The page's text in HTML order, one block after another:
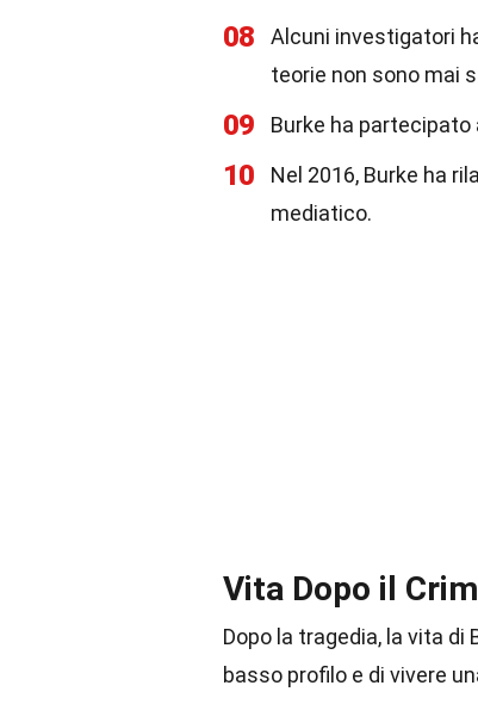
08
Alcuni investigatori
teorie non sono mai
09 Burke ha
10
Nel 2016, Burke ha
mediatico.
Vita Dopo il
Dopo la tragedia, la vita
basso profilo e di vivere